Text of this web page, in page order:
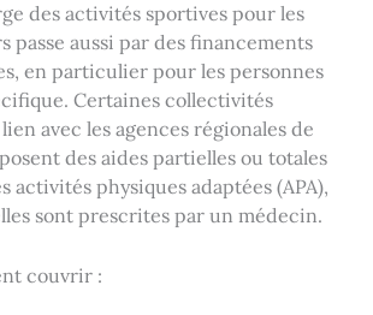
des activités sportives pour les
passe aussi par des financements
en particulier pour les personnes
Certaines collectivités
avec les agences régionales de
des aides partielles ou totales
activités physiques adaptées (APA),
sont prescrites par un médecin.
couvrir :